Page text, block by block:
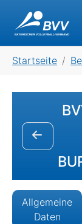
Startseite
Allgemeine
Daten